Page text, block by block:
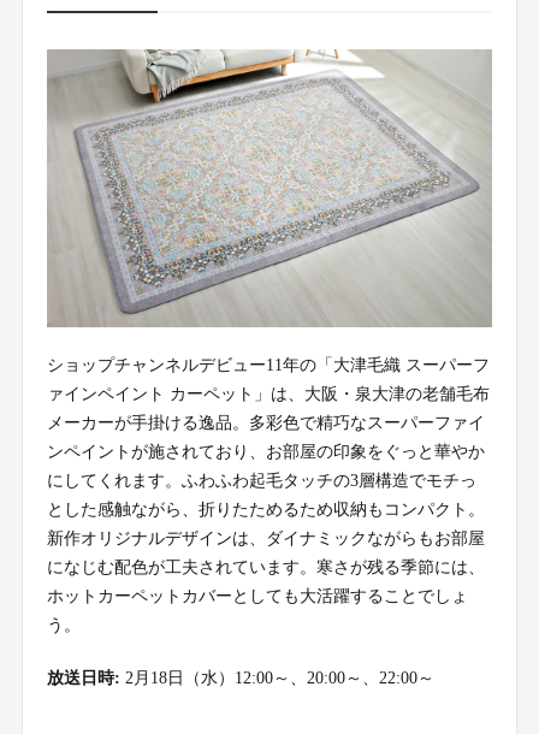
ショップチャンネルデビュー11年の「大津毛織 スーパーフ
ァインペイント カーペット」は、大阪・泉大津の老舗毛布
メーカーが手掛ける逸品。多彩色で精巧なスーパーファイ
ンペイントが施されており、お部屋の印象をぐっと華やか
にしてくれます。ふわふわ起毛タッチの3層構造でモチっ
とした感触ながら、折りたためるため収納もコンパクト。
新作オリジナルデザインは、ダイナミックながらもお部屋
になじむ配色が工夫されています。寒さが残る季節には、
ホットカーペットカバーとしても大活躍することでしょ
う。
放送日時: 2月18日（水）12:00～、20:00～、22:00～